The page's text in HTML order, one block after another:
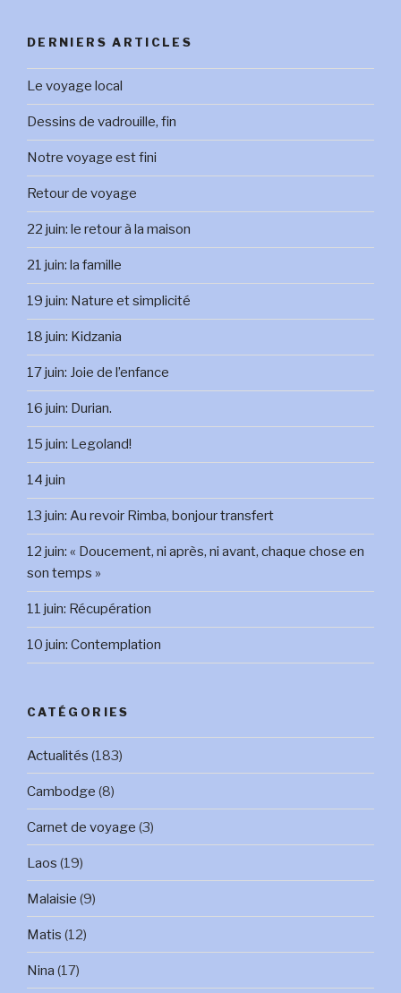
DERNIERS ARTICLES
Le voyage local
Dessins de vadrouille, fin
Notre voyage est fini
Retour de voyage
22 juin: le retour à la maison
21 juin: la famille
19 juin: Nature et simplicité
18 juin: Kidzania
17 juin: Joie de l’enfance
16 juin: Durian.
15 juin: Legoland!
14 juin
13 juin: Au revoir Rimba, bonjour transfert
12 juin: « Doucement, ni après, ni avant, chaque chose en
son temps »
11 juin: Récupération
10 juin: Contemplation
CATÉGORIES
Actualités (183)
Cambodge (8)
Carnet de voyage (3)
Laos (19)
Malaisie (9)
Matis (12)
Nina (17)